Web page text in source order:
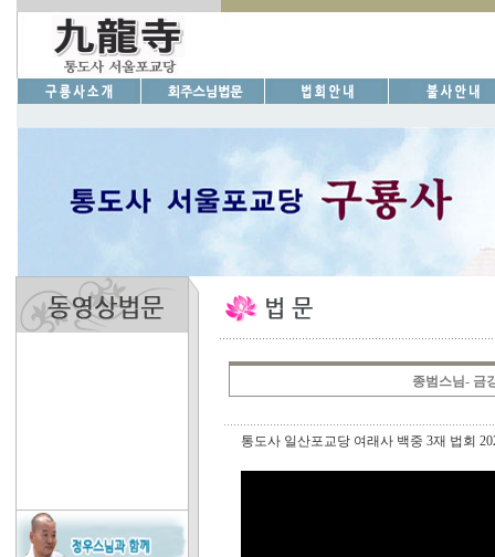
종범스님- 금
통도사 일산포교당 여래사 백중 3재 법회